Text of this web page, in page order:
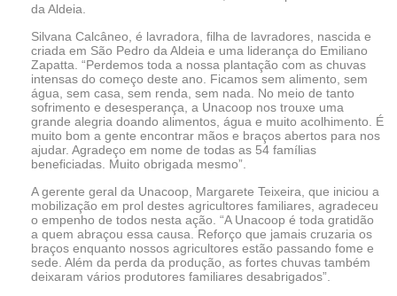
da Aldeia.
Silvana Calcâneo, é lavradora, filha de lavradores, nascida e
criada em São Pedro da Aldeia e uma liderança do Emiliano
Zapatta. “Perdemos toda a nossa plantação com as chuvas
intensas do começo deste ano. Ficamos sem alimento, sem
água, sem casa, sem renda, sem nada. No meio de tanto
sofrimento e desesperança, a Unacoop nos trouxe uma
grande alegria doando alimentos, água e muito acolhimento. É
muito bom a gente encontrar mãos e braços abertos para nos
ajudar. Agradeço em nome de todas as 54 famílias
beneficiadas. Muito obrigada mesmo”.
A gerente geral da Unacoop, Margarete Teixeira, que iniciou a
mobilização em prol destes agricultores familiares, agradeceu
o empenho de todos nesta ação. “A Unacoop é toda gratidão
a quem abraçou essa causa. Reforço que jamais cruzaria os
braços enquanto nossos agricultores estão passando fome e
sede. Além da perda da produção, as fortes chuvas também
deixaram vários produtores familiares desabrigados”.